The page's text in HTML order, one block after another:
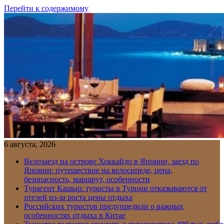
Перейти к содержимому
6 августа, 2026
Велозаезд на острове Хоккайдо в Японии, заезд по
Японии: путешествие на велосипеде, цена,
безопасность, маршрут, особенности
Турагент Кашыр: туристы в Турции отказываются от
отелей из-за роста цены отдыха
Российских туристов предупредили о важных
особенностях отдыха в Китае